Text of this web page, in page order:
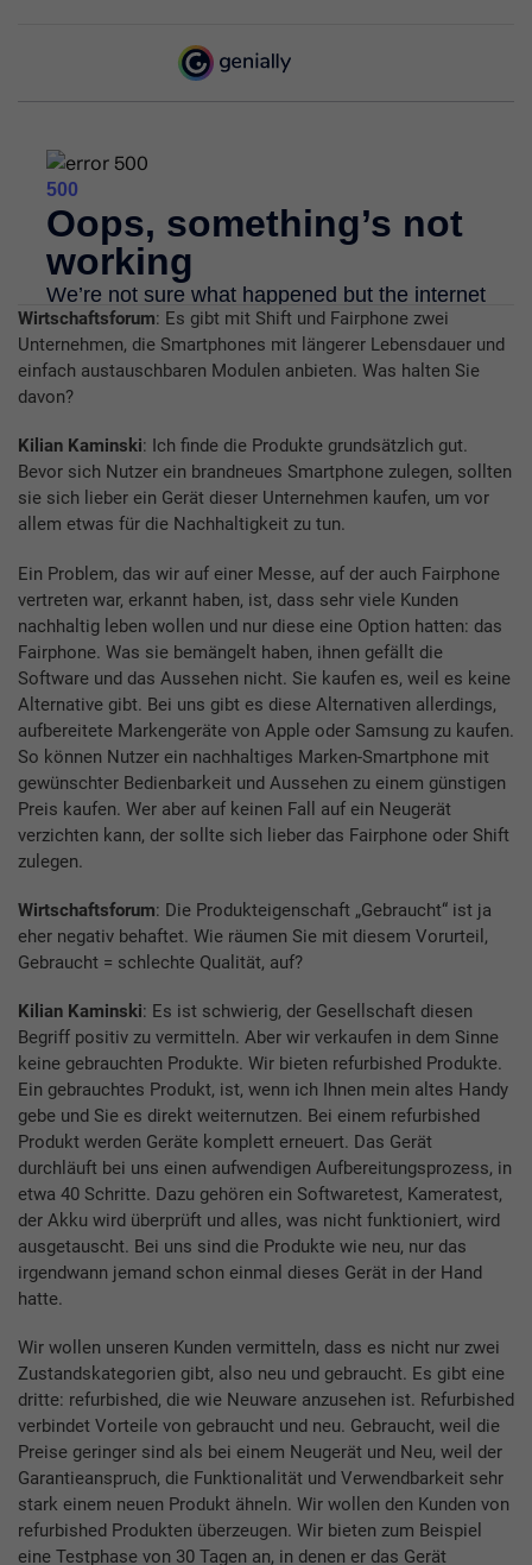
Wirtschaftsforum: Es gibt mit Shift und Fairphone zwei
Unternehmen, die Smartphones mit längerer Lebensdauer und
einfach austauschbaren Modulen anbieten. Was halten Sie
davon?
Kilian Kaminski: Ich finde die Produkte grundsätzlich gut.
Bevor sich Nutzer ein brandneues Smartphone zulegen, sollten
sie sich lieber ein Gerät dieser Unternehmen kaufen, um vor
allem etwas für die Nachhaltigkeit zu tun.
Ein Problem, das wir auf einer Messe, auf der auch Fairphone
vertreten war, erkannt haben, ist, dass sehr viele Kunden
nachhaltig leben wollen und nur diese eine Option hatten: das
Fairphone. Was sie bemängelt haben, ihnen gefällt die
Software und das Aussehen nicht. Sie kaufen es, weil es keine
Alternative gibt. Bei uns gibt es diese Alternativen allerdings,
aufbereitete Markengeräte von Apple oder Samsung zu kaufen.
So können Nutzer ein nachhaltiges Marken-Smartphone mit
gewünschter Bedienbarkeit und Aussehen zu einem günstigen
Preis kaufen. Wer aber auf keinen Fall auf ein Neugerät
verzichten kann, der sollte sich lieber das Fairphone oder Shift
zulegen.
Wirtschaftsforum: Die Produkteigenschaft „Gebraucht“ ist ja
eher negativ behaftet. Wie räumen Sie mit diesem Vorurteil,
Gebraucht = schlechte Qualität, auf?
Kilian Kaminski: Es ist schwierig, der Gesellschaft diesen
Begriff positiv zu vermitteln. Aber wir verkaufen in dem Sinne
keine gebrauchten Produkte. Wir bieten refurbished Produkte.
Ein gebrauchtes Produkt, ist, wenn ich Ihnen mein altes Handy
gebe und Sie es direkt weiternutzen. Bei einem refurbished
Produkt werden Geräte komplett erneuert. Das Gerät
durchläuft bei uns einen aufwendigen Aufbereitungsprozess, in
etwa 40 Schritte. Dazu gehören ein Softwaretest, Kameratest,
der Akku wird überprüft und alles, was nicht funktioniert, wird
ausgetauscht. Bei uns sind die Produkte wie neu, nur das
irgendwann jemand schon einmal dieses Gerät in der Hand
hatte.
Wir wollen unseren Kunden vermitteln, dass es nicht nur zwei
Zustandskategorien gibt, also neu und gebraucht. Es gibt eine
dritte: refurbished, die wie Neuware anzusehen ist. Refurbished
verbindet Vorteile von gebraucht und neu. Gebraucht, weil die
Preise geringer sind als bei einem Neugerät und Neu, weil der
Garantieanspruch, die Funktionalität und Verwendbarkeit sehr
stark einem neuen Produkt ähneln. Wir wollen den Kunden von
refurbished Produkten überzeugen. Wir bieten zum Beispiel
eine Testphase von 30 Tagen an, in denen er das Gerät